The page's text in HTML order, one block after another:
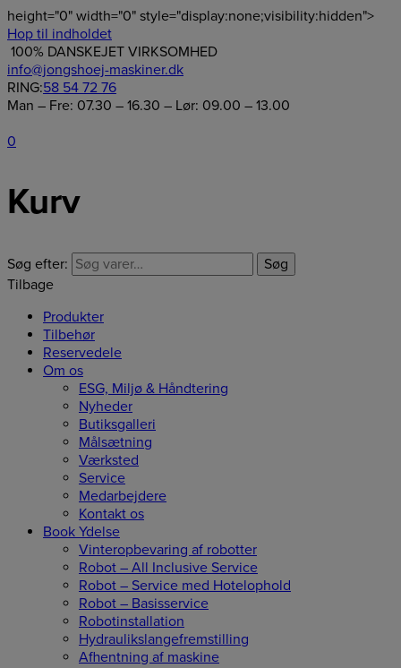
height="0" width="0" style="display:none;visibility:hidden">
Hop til indholdet
100% DANSKEJET VIRKSOMHED
info@jongshoej-maskiner.dk
RING:58 54 72 76
Man – Fre: 07.30 – 16.30 – Lør: 09.00 – 13.00
0
Kurv
Søg efter:
Søg
Tilbage
Produkter
Tilbehør
Reservedele
Om os
ESG, Miljø & Håndtering
Nyheder
Butiksgalleri
Målsætning
Værksted
Service
Medarbejdere
Kontakt os
Book Ydelse
Vinteropbevaring af robotter
Robot – All Inclusive Service
Robot – Service med Hotelophold
Robot – Basisservice
Robotinstallation
Hydraulikslangefremstilling
Afhentning af maskine